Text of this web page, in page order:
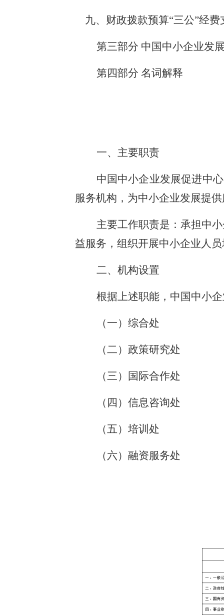
九、财政拨款预算“三公”经费
第三部分 中国中小企业发
第四部分 名词解释
一、主要职责
中国中小企业发展促进中
服务机构，为中小企业发展提
主要工作职责是：承担中
益服务，组织开展中小企业人
二、机构设置
根据上述职能，中国中小
（一）综合处
（二）政策研究处
（三）国际合作处
（四）信息咨询处
（五）培训处
（六）融资服务处